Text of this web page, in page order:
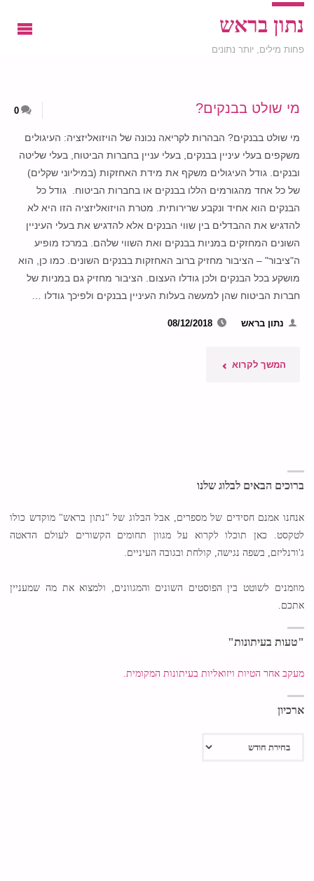
נתון בראש
פחות מילים, יותר נתונים
מי שולט בבנקים? 0
מי שולט בבנקים? הבהרות לקריאה נכונה של הויזואליזציה: העיגולים
משקפים בעלי עיניין בבנקים, בעלי עניין בחברות הביטוח, בעלי שליטה
ובנקים. גודל העיגולים משקף את מידת האחזקות (במיליוני שקלים)
של כל אחד מהגורמים הללו בבנקים או בחברות הביטוח. גודל כל
הבנקים הוא אחיד ונקבע שרירותית. מטרת הויזואליזציה הזו היא לא
להדגיש את ההבדלים בין שווי הבנקים אלא להדגיש את בעלי העיניין
השונים המחזקים במניות בבנקים ואת השווי שלהם. במרכז מופיע
ה"ציבור" – הציבור מחזיק ברוב האחזקות בבנקים השונים. כמו כן, הוא
מושקע בכל הבנקים ולכן גודלו העצום. הציבור מחזיק גם במניות של
חברות הביטוח שהן למעשה בעלות העיניין בבנקים ולפיכך גודלו …
נתון בראש 08/12/2018
המשך לקרוא "מי
ברוכים הבאים לבלוג שלנו
אנחנו אמנם חסידים של מספרים, אבל הבלוג של "נתון בראש" מוקדש כולו
לטקסט. כאן תוכלו לקרוא על מגוון תחומים הקשורים לעולם הדאטה
ג'ורנליזם, בשפה נגישה, קולחת ובגובה העיניים.
מוזמנים לשוטט בין הפוסטים השונים והמגוונים, ולמצוא את מה שמעניין
אתכם.
"טעות בעיתונות"
מעקב אחר הטיות ויזואליות בעיתונות המקומית.
ארכיון